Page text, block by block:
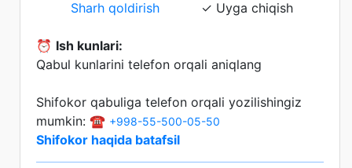
Sharh qoldirish
✓ Uyga chiqish
⏰ Ish kunlari:
Qabul kunlarini telefon orqali aniqlang
Shifokor qabuliga telefon orqali yozilishingiz
mumkin: ☎️ +998-55-500-05-50
Shifokor haqida batafsil